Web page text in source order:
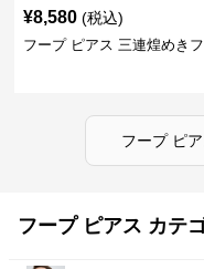
¥8,580 (税込)
フープ ピアス 三連煌めき
フープ ピア
フープ ピアス カテ